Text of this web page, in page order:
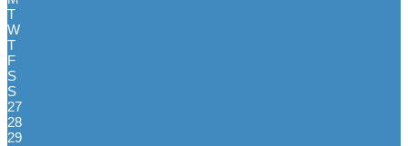
T
W
T
F
S
S
27
28
29